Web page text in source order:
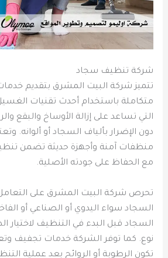
شركة تنظيف سجاد
تتميز شركة البيت المشرق بتقديم
متكاملة باستخدام أحدث تقنيات
التي تساعد على إزالة الأوساخ والبقع
دون الإضرار بألياف السجاد أو ألوانه.
منظفات آمنة وأجهزة حديثة تضمن
مع الحفاظ على جودته الأصلية.
تحرص شركة البيت المشرق على
السجاد سواء اليدوي أو الصناعي أو
السجاد قبل البدء في التنظيف لاختيار
نوع. كما توفر الشركة خدمات تجفيف
تكون الرطوبة أو الروائح بعد عملية